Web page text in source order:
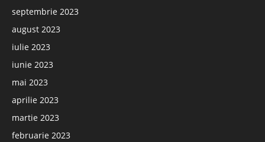
septembrie 2023
august 2023
iulie 2023
iunie 2023
mai 2023
aprilie 2023
martie 2023
februarie 2023